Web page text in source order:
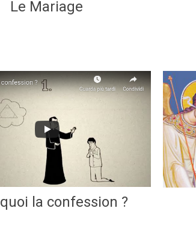
Le Mariage
quoi la confession ?